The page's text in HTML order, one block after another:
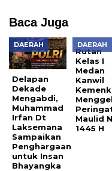
Baca Juga
DAERAH
Delapan
Dekade
Mengabdi,
Muhammad
Irfan Dt
Laksemana
Sampaikan
Penghargaan
untuk Insan
Bhayangka
DAERAH
Rutan
Kelas I
Medan
Kanwil
Maulid
1445 H